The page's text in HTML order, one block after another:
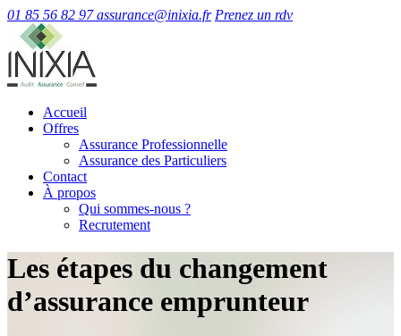
01 85 56 82 97 assurance@inixia.fr Prenez un rdv
Accueil
Offres
Assurance Professionnelle
Assurance des Particuliers
Contact
À propos
Qui sommes-nous ?
Recrutement
Les étapes du changement
d’assurance emprunteur